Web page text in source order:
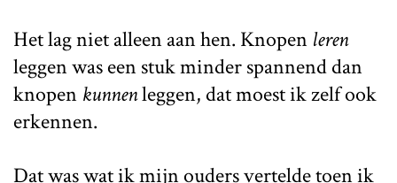
Het lag niet alleen aan hen. Knopen leren
leggen was een stuk minder spannend dan
knopen kunnenleggen, dat moest ik zelf ook
erkennen.
Dat was wat ik mijn ouders vertelde toen ik